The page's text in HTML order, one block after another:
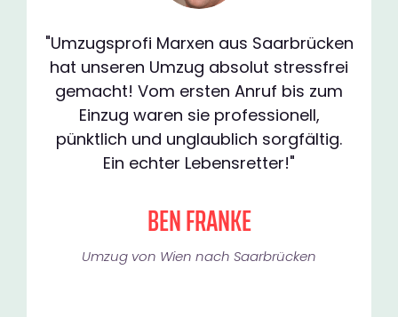
"Umzugsprofi Marxen aus Saarbrücken
hat unseren Umzug absolut stressfrei
gemacht! Vom ersten Anruf bis zum
Einzug waren sie professionell,
pünktlich und unglaublich sorgfältig.
Ein echter Lebensretter!"
BEN FRANKE
Umzug von Wien nach Saarbrücken